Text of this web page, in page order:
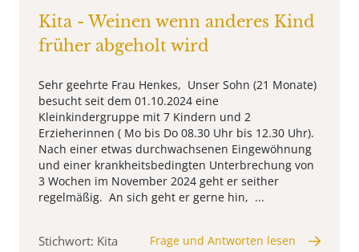
Kita - Weinen wenn anderes Kind
früher abgeholt wird
Sehr geehrte Frau Henkes, Unser Sohn (21 Monate)
besucht seit dem 01.10.2024 eine
Kleinkindergruppe mit 7 Kindern und 2
Erzieherinnen ( Mo bis Do 08.30 Uhr bis 12.30 Uhr).
Nach einer etwas durchwachsenen Eingewöhnung
und einer krankheitsbedingten Unterbrechung von
3 Wochen im November 2024 geht er seither
regelmäßig. An sich geht er gerne hin, ...
Stichwort: Kita Frage und Antworten lesen